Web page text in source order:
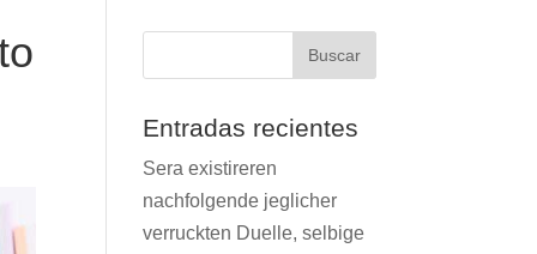
Entradas recientes
Sera existireren
nachfolgende jeglicher
verruckten Duelle, selbige